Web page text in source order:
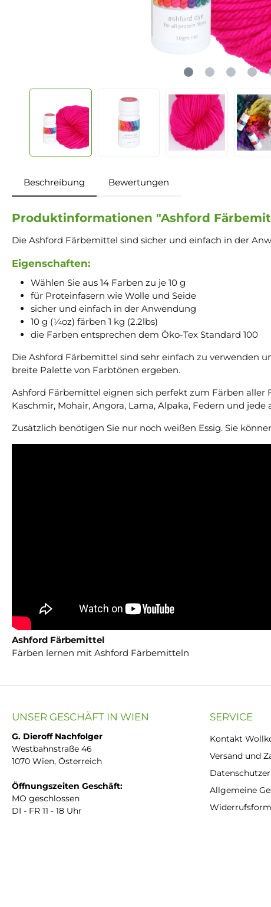
Beschreibung Bewertungen
Produktinformationen "Ashford
Die Ashford Färbemittel sind sicher und einfach in der
Eigenschaften:
Wählen Sie aus 14 Farben zu je 10 g
für Proteinfasern wie Wolle und Seide
sicher und einfach in der Anwendung
10 g (¼oz) färben 1 kg (2.2lbs)
die Farben entsprechen dem Öko-Tex Standard 100
Die Ashford Färbemittel sind sehr einfach zu verwenden
breite Palette von Farbtönen ergeben.
Ashford Färbemittel eignen sich perfekt zum Färben aller
Kaschmir, Mohair, Angora, Lama, Alpaka, Federn und
Zusätzlich benötigen Sie nur noch weißen Essig. Sie
Ashford Färbemittel
Färben lernen mit Ashford Färbemitteln
UNSER GESCHÄFT IN WIEN
G. Dieroff Nachfolger
Westbahnstraße 46
1070 Wien, Österreich
Öffnungszeiten Geschäft:
MO geschlossen
DI - FR 11 - 18 Uhr
SERVICE
Kontakt
Versand und
Allgemeine